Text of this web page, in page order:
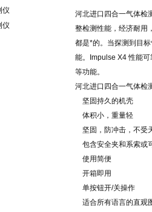
仪
仪
河北进口四合一气体检
整检测性能，经济耐用
都是*的。当探测到目
能。Impulse X4 性能
等功能。
河北进口四合一气体检
坚固持久的机壳
体积小，重量轻
坚固，防冲击，不受
包含安全夹和系索或
使用简便
开箱即用
单按钮开/关操作
适合所有语言的直观